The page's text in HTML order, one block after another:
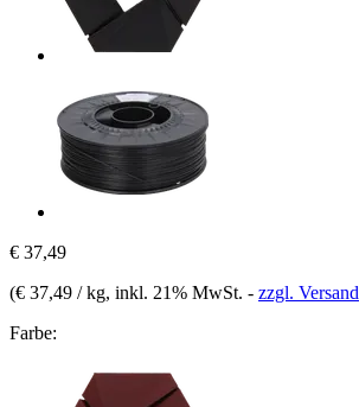
€ 37,49
(€ 37,49 / kg, inkl. 21% MwSt. - zzgl. Versand
Farbe: